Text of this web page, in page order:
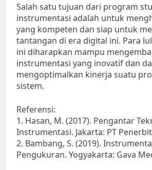
Salah satu tujuan dari program
instrumentasi adalah untuk
yang kompeten dan siap untuk
tantangan di era digital ini. Para
ini diharapkan mampu
instrumentasi yang inovatif dan
mengoptimalkan kinerja suatu
sistem.
Referensi:
1. Hasan, M. (2017). Pengantar
Instrumentasi. Jakarta: PT
2. Bambang, S. (2019).
Pengukuran. Yogyakarta: Gava